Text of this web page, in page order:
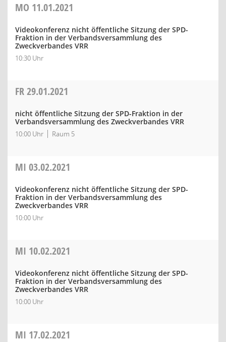
MO 11.01.2021
Videokonferenz nicht öffentliche Sitzung der SPD-
Fraktion in der Verbandsversammlung des
Zweckverbandes VRR
10:30 Uhr
FR29.01.2021
nicht öffentliche Sitzung der SPD-Fraktion in der
Verbandsversammlung des Zweckverbandes VRR
10:00 Uhr Raum 5
MI 03.02.2021
Videokonferenz nicht öffentliche Sitzung der SPD-
Fraktion in der Verbandsversammlung des
Zweckverbandes VRR
10:00 Uhr
MI 10.02.2021
Videokonferenz nicht öffentliche Sitzung der SPD-
Fraktion in der Verbandsversammlung des
Zweckverbandes VRR
10:00 Uhr
MI 17.02.2021